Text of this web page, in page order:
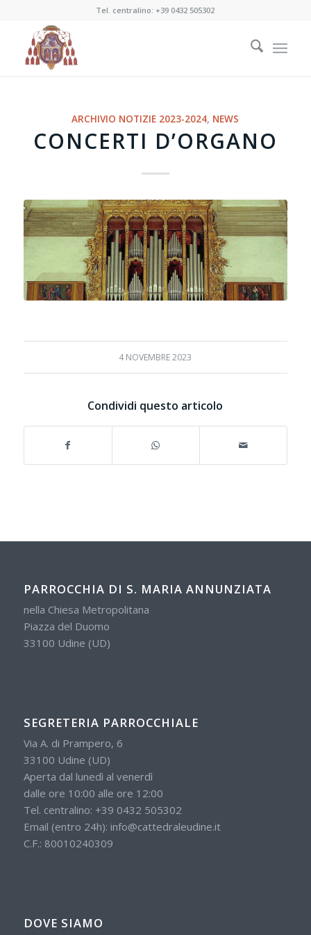
Tel. centralino:+39 0432 505302
ARCHIVIO NOTIZIE 2023-2024, NEWS
CONCERTI D’ORGANO
4 NOVEMBRE 2023
Condividi questo articolo
PARROCCHIA DI S. MARIA ANNUNZIATA
nella Chiesa Metropolitana
Piazza del Duomo
33100 Udine (UD)
SEGRETERIA PARROCCHIALE
Via A. di Prampero, 6
33100 Udine (UD)
Aperta dal lunedì al venerdì
dalle ore 10:00 alle ore 12:00
Tel. centralino: +39 0432 505302
Email (entro 24h): info@cattedraleudine.it
C.F.: 80010240309
DOVE SIAMO